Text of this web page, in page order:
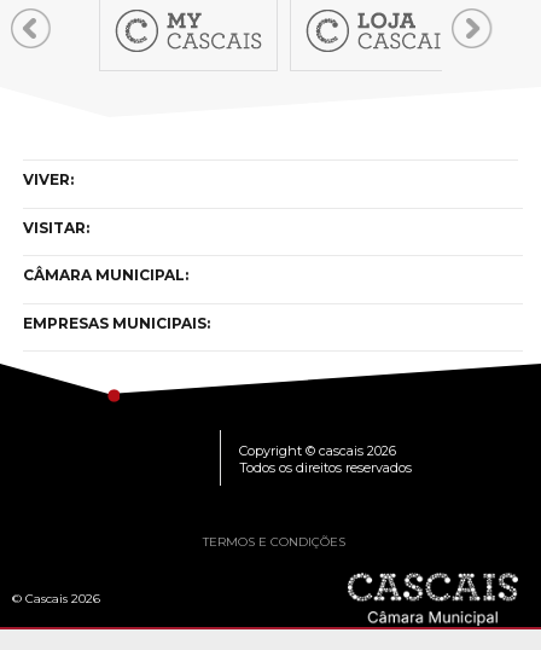
VIVER:
VISITAR:
CÂMARA MUNICIPAL:
EMPRESAS MUNICIPAIS:
Copyright © cascais 2026
Todos os direitos reservados
TERMOS E CONDIÇÕES
© Cascais 2026